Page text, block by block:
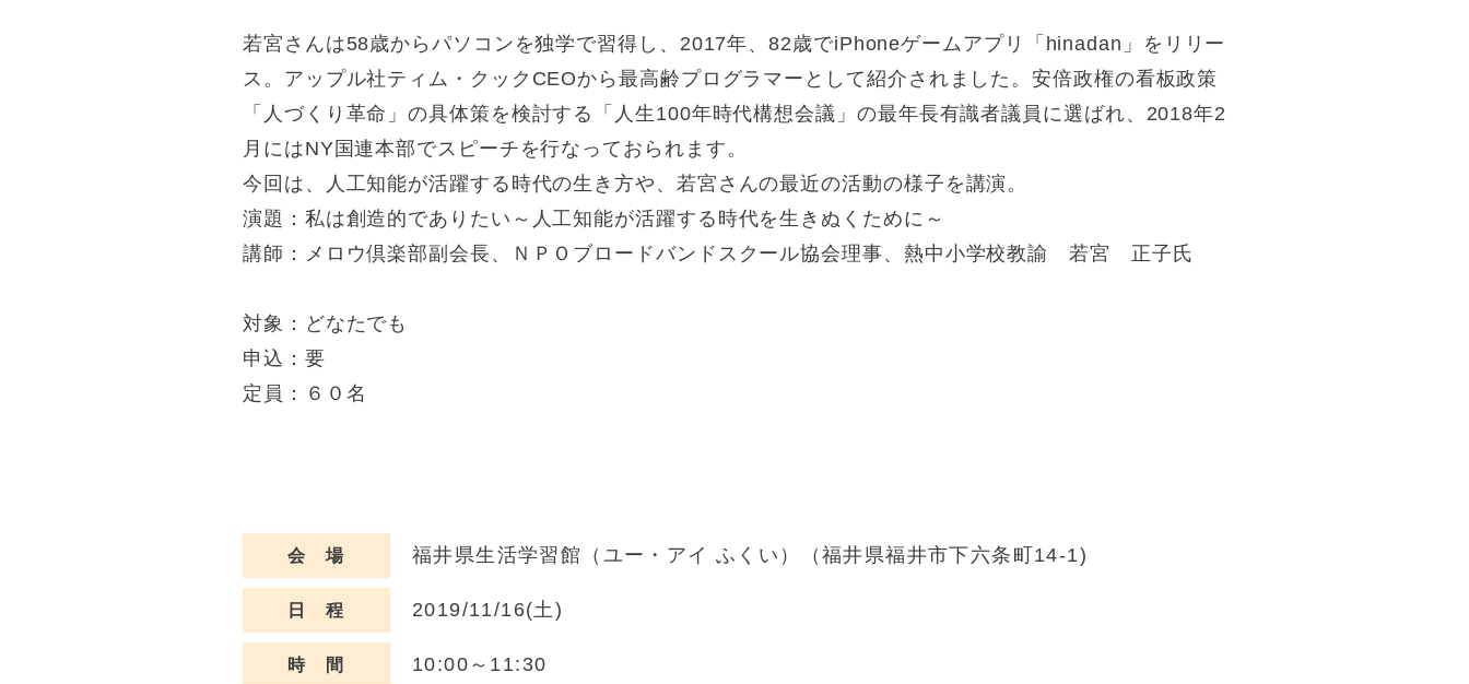
若宮さんは58歳からパソコンを独学で習得し、2017年、82歳でiPhoneゲームアプリ「hinadan」をリリー
ス。アップル社ティム・クックCEOから最高齢プログラマーとして紹介されました。安倍政権の看板政策
「人づくり革命」の具体策を検討する「人生100年時代構想会議」の最年長有識者議員に選ばれ、2018年2
月にはNY国連本部でスピーチを行なっておられます。
今回は、人工知能が活躍する時代の生き方や、若宮さんの最近の活動の様子を講演。
演題：私は創造的でありたい～人工知能が活躍する時代を生きぬくために～
講師：メロウ倶楽部副会長、ＮＰＯブロードバンドスクール協会理事、熱中小学校教諭 若宮 正子氏
対象：どなたでも
申込：要
定員：６０名
会 場 福井県生活学習館（ユー・アイ ふくい）（福井県福井市下六条町14-1)
日 程 2019/11/16(土)
時 間 10:00～11:30